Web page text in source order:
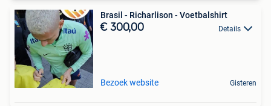
Brasil - Richarlison - Voetbalshirt
€ 300,00 Details
Bezoek website Gisteren